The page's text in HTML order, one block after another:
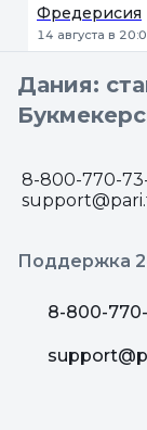
Фредерисия
14 августа в
Дания:
8-800-770-
Поддержка
8-800-